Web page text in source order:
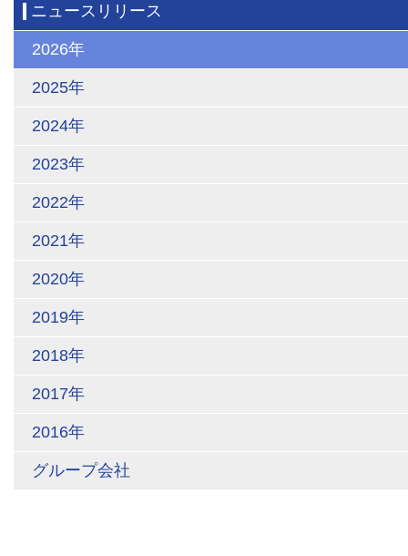
ニュースリリース
2026年
2025年
2024年
2023年
2022年
2021年
2020年
2019年
2018年
2017年
2016年
グループ会社